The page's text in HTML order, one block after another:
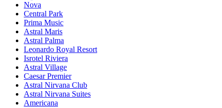
Nova
Central Park
Prima Music
Astral Maris
Astral Palma
Leonardo Royal Resort
Isrotel Riviera
Astral Village
Caesar Premier
Astral Nirvana Club
Astral Nirvana Suites
Americana